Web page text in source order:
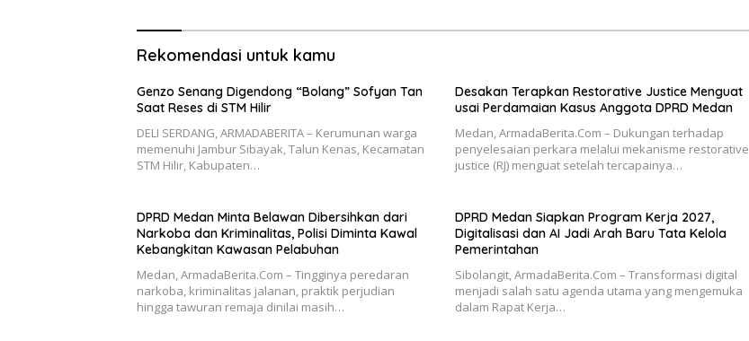
Rekomendasi untuk kamu
Genzo Senang Digendong “Bolang” Sofyan Tan
Saat Reses di STM Hilir
DELI SERDANG, ARMADABERITA – Kerumunan warga
memenuhi Jambur Sibayak, Talun Kenas, Kecamatan
STM Hilir, Kabupaten…
Desakan Terapkan Restorative Justice Menguat
usai Perdamaian Kasus Anggota DPRD Medan
Medan, ArmadaBerita.Com – Dukungan terhadap
penyelesaian perkara melalui mekanisme restorative
justice (RJ) menguat setelah tercapainya…
DPRD Medan Minta Belawan Dibersihkan dari
Narkoba dan Kriminalitas, Polisi Diminta Kawal
Kebangkitan Kawasan Pelabuhan
Medan, ArmadaBerita.Com – Tingginya peredaran
narkoba, kriminalitas jalanan, praktik perjudian
hingga tawuran remaja dinilai masih…
DPRD Medan Siapkan Program Kerja 2027,
Digitalisasi dan AI Jadi Arah Baru Tata Kelola
Pemerintahan
Sibolangit, ArmadaBerita.Com – Transformasi digital
menjadi salah satu agenda utama yang mengemuka
dalam Rapat Kerja…